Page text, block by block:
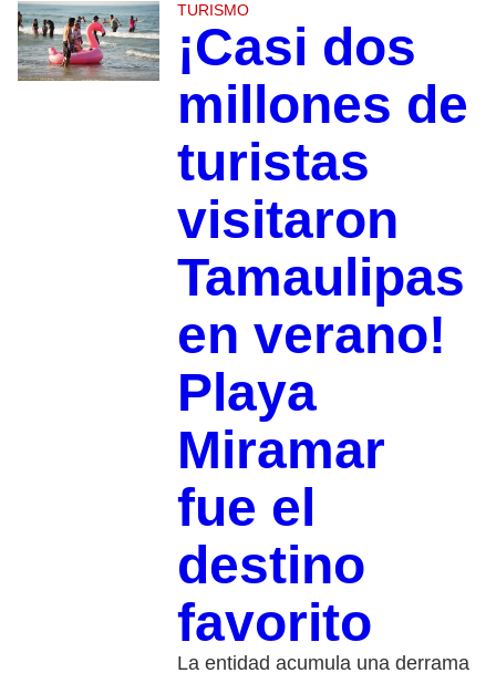
TURISMO
¡Casi dos
millones de
turistas
visitaron
Tamaulipas
en verano!
Playa
Miramar
fue el
destino
favorito
La entidad acumula una derrama